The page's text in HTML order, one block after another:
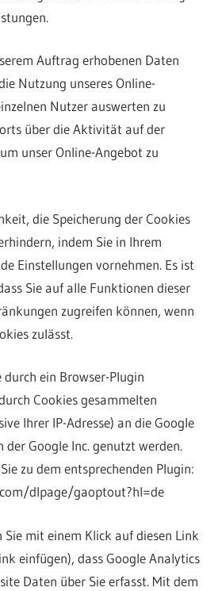
Auftrag erhobenen Daten
Nutzung unseres Online-
Nutzer auswerten zu
über die Aktivität auf der
unser Online-Angebot zu
die Speicherung der Cookies
indem Sie in Ihrem
Einstellungen vornehmen. Es ist
Sie auf alle Funktionen dieser
zugreifen können, wenn
zulässt.
ein Browser-Plugin
Cookies gesammelten
Ihrer IP-Adresse) an die Google
der Google Inc. genutzt werden.
zu dem entsprechenden Plugin:
dlpage/gaoptout?hl=de
mit einem Klick auf diesen Link
einfügen), dass Google Analytics
Daten über Sie erfasst. Mit dem